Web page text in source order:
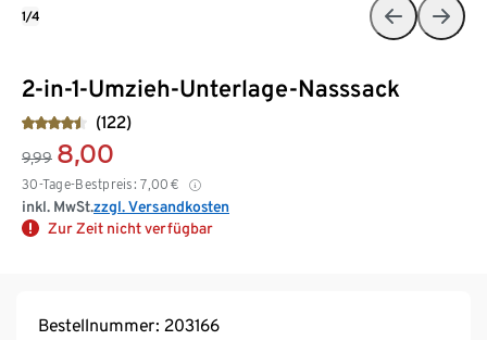
2-in-1-Umzieh-Unterlage-Nasssack
(122)
9,99 8,00
30-Tage-Bestpreis: 7,00 €
inkl. MwSt.zzgl. Versandkosten
Zur Zeit nicht verfügbar
1/4
Bestellnummer: 203166